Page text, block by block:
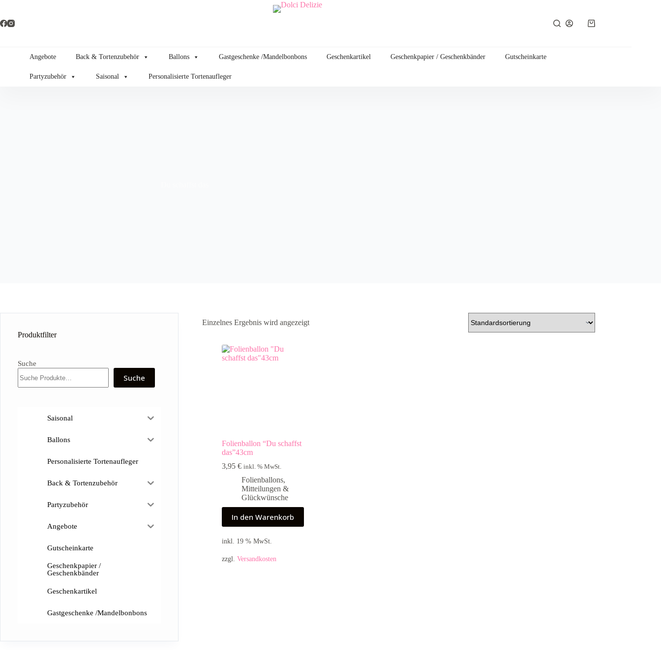
springen
Warenkorb
Angebote Back & Tortenzubehör Ballons Gastgeschenke /Mandelbonbons Geschenkartikel Geschenkpapier / Geschenkbänder Gutscheinkarte
Partyzubehör Saisonal Personalisierte Tortenaufleger
Einzelnes Ergebnis wird angezeigt
Folienballon “Du schaffst
das”43cm
3,95€ inkl. % MwSt.
Folienballons,
Mitteilungen &
Glückwünsche
In den Warenkorb
inkl. 19 % MwSt.
zzgl.Versandkosten
Produktfilter
Suche
Suche
Saisonal
Ballons
Personalisierte Tortenaufleger
Back & Tortenzubehör
Partyzubehör
Angebote
Gutscheinkarte
Geschenkpapier /
Geschenkbänder
Geschenkartikel
Gastgeschenke /Mandelbonbons